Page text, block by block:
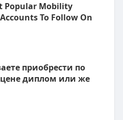
Popular Mobility
To Follow On
приобрести по
диплом или же